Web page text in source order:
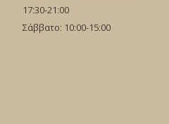
17:30-21:00
Σάββατο: 10:00-15:00